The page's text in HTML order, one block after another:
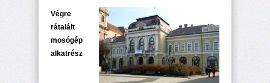
Végre
rátalált
mosógép
alkatrész